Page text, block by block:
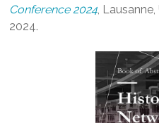
Conference 2024,
2024.